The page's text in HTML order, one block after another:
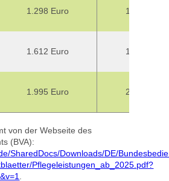
1.298 Euro 1.497 Euro
1.612 Euro 1.859 Euro
1.995 Euro 2.299 Euro
von der Webseite des
(BVA):
SharedDocs/Downloads/DE/
Pflegeleistungen_ab_2025.pdf?
.